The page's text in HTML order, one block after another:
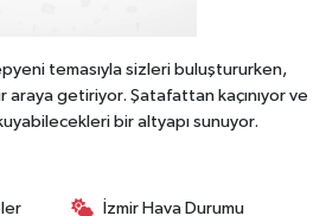
temasıyla sizleri buluştururken,
araya getiriyor. Şatafattan kaçınıyor ve
bir altyapı sunuyor.
İzmir Hava Durumu